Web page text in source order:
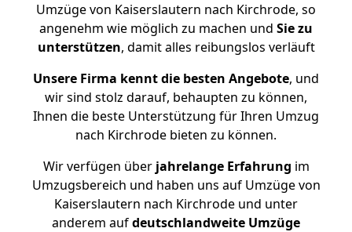
Umzüge von Kaiserslautern nach Kirchrode, so
angenehm wie möglich zu machen und Sie zu
unterstützen, damit alles reibungslos verläuft
Unsere Firma kennt die besten Angebote, und
wir sind stolz darauf, behaupten zu können,
Ihnen die beste Unterstützung für Ihren Umzug
nach Kirchrode bieten zu können.
Wir verfügen überjahrelange Erfahrung im
Umzugsbereich und haben uns auf Umzüge von
Kaiserslautern nach Kirchrode und unter
anderem aufdeutschlandweite Umzüge